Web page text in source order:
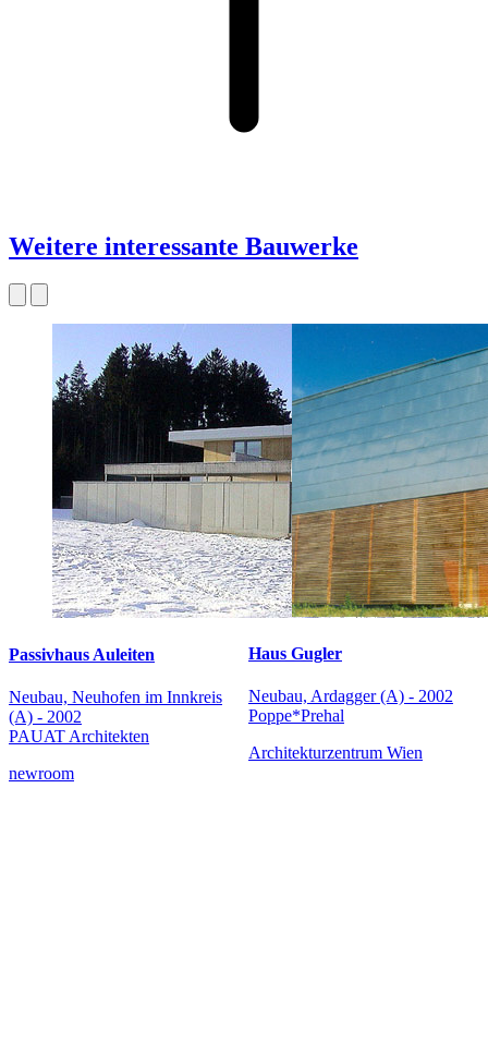
Weitere interessante Bauwerke
Passivhaus Auleiten
Neubau, Neuhofen im Innkreis
(A) - 2002
PAUAT Architekten
newroom
Haus Gugler
Neubau, Ardagger (A) - 2002
Poppe*Prehal
Architekturzentrum Wien